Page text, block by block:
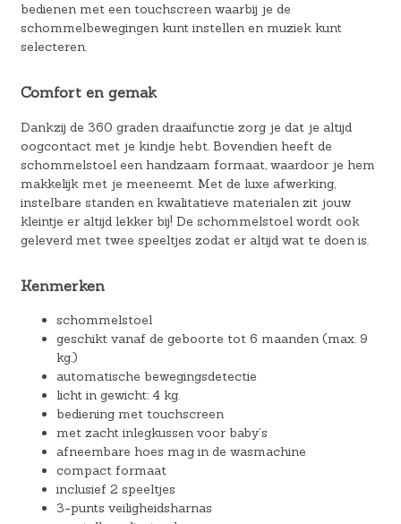
bedienen met een touchscreen waarbij je de
schommelbewegingen kunt instellen en muziek kunt
selecteren.
Comfort en gemak
Dankzij de 360 graden draaifunctie zorg je dat je altijd
oogcontact met je kindje hebt. Bovendien heeft de
schommelstoel een handzaam formaat, waardoor je hem
makkelijk met je meeneemt. Met de luxe afwerking,
instelbare standen en kwalitatieve materialen zit jouw
kleintje er altijd lekker bij! De schommelstoel wordt ook
geleverd met twee speeltjes zodat er altijd wat te doen is.
Kenmerken
schommelstoel
geschikt vanaf de geboorte tot 6 maanden (max. 9
kg.)
automatische bewegingsdetectie
licht in gewicht: 4 kg.
bediening met touchscreen
met zacht inlegkussen voor baby’s
afneembare hoes mag in de wasmachine
compact formaat
inclusief 2 speeltjes
3-punts veiligheidsharnas